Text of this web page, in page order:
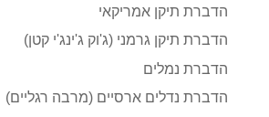
הדברת תיקן אמריקאי
הדברת תיקן גרמני (ג'וק ג'ינג'י קטן)
הדברת נמלים
הדברת נדלים ארסיים (מרבה רגליים)